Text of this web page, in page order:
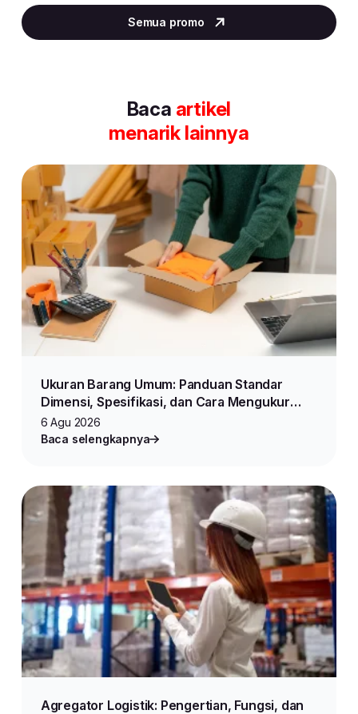
2
of
Semua promo
Baca artikel
menarik lainnya
Ukuran Barang Umum: Panduan Standar
Dimensi, Spesifikasi, dan Cara Mengukur
Produk untuk Jualan Online
6 Agu 2026
Baca selengkapnya
Agregator Logistik: Pengertian, Fungsi, dan